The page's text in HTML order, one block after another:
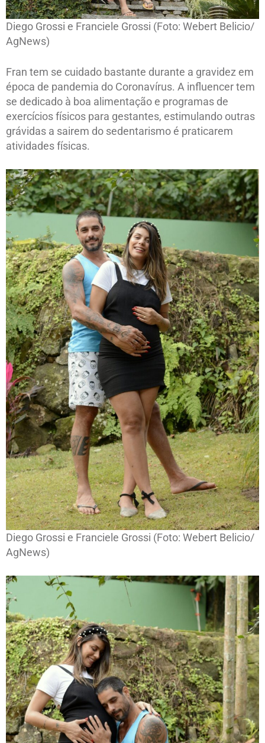
Diego Grossi e Franciele Grossi (Foto: Webert Belicio/
AgNews)
Fran tem se cuidado bastante durante a gravidez em
época de pandemia do Coronavírus. A influencer tem
se dedicado à boa alimentação e programas de
exercícios físicos para gestantes, estimulando outras
grávidas a sairem do sedentarismo é praticarem
atividades físicas.
Diego Grossi e Franciele Grossi (Foto: Webert Belicio/
AgNews)